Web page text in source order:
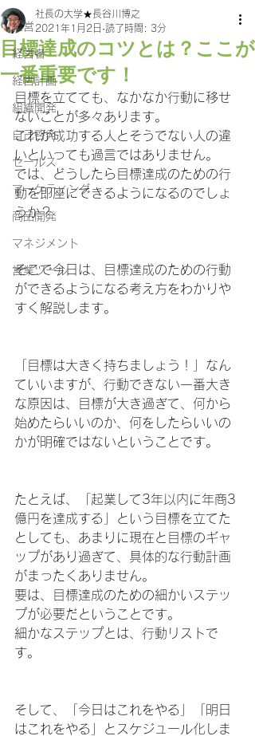
経営
経営者
経営計画
組織開発
自己啓発
セールス
マーケティング
商品開発
マネジメント
営業ツール
目標達成のコツとは？ここが
一番重要です！
社長の大学★長谷川博之
2021年1月2日 読了時間: 3分
目標を立てても、なかなか行動に移せ
ないことが多々あります。
これが成功する人とそうでない人の違
いといっても過言ではありません。
では、どうしたら目標達成のための行
動を即座にできるようになるのでしょ
うか？
そこで今日は、目標達成のための行動
ができるようになる考え方をわかりや
すく解説します。
「目標は大きく持ちましょう！」なん
ていいますが、行動できない一番大き
な原因は、目標が大き過ぎて、何から
始めたらいいのか、何をしたらいいの
かが明確ではないということです。
たとえば、「起業して3年以内に年商3
億円を達成する」という目標を立てた
としても、あまりに現在と目標のギャ
ップがあり過ぎて、具体的な行動計画
がまったくありません。
要は、目標達成のための細かいステッ
プが必要だということです。
細かなステップとは、行動リストで
す。
そして、「今日はこれをやる」「明日
はこれをやる」とスケジュール化しま